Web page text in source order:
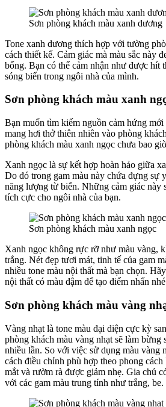
Sơn phòng khách màu xanh dương
Tone xanh dương thích hợp với tường
cách thiết kế. Cảm giác mà màu sắc này
bổng. Bạn có thể cảm nhận như được hít
sóng biển trong ngôi nhà của mình.
Sơn phòng khách màu xanh
Bạn muốn tìm kiếm nguồn cảm hứng
mang hơi thở thiên nhiên vào phòng
phòng khách màu xanh ngọc chưa bao
Xanh ngọc là sự kết hợp hoàn hảo giữa
Do đó trong gam màu này chứa đựng sự
năng lượng từ biển. Những cảm giác này
tích cực cho ngôi nhà của bạn.
Sơn phòng khách màu xanh ngọc
Xanh ngọc không rực rỡ như màu vàng,
trắng. Nét đẹp tươi mát, tinh tế của gam
nhiều tone màu nội thất mà bạn chọn.
nội thất có màu đậm để tạo điểm nhấn
Sơn phòng khách màu vàng
Vàng nhạt là tone màu đại diện cực kỳ
phòng khách màu vàng nhạt sẽ làm bừng
nhiều lần. So với việc sử dụng màu vàng
cách điều chỉnh phù hợp theo phong
mắt và rườm rà được giảm nhẹ. Gia chủ
với các gam màu trung tính như trắng, be.